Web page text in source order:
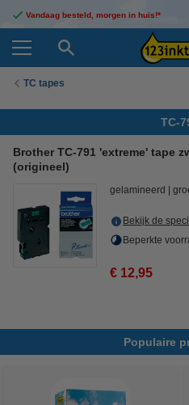
Vandaag besteld, morgen in huis!*
TC tapes
TC-
Brother TC-791 'extreme' tape
(origineel)
gelamineerd
Bekijk de
Beperkte
€ 12,95
Populaire